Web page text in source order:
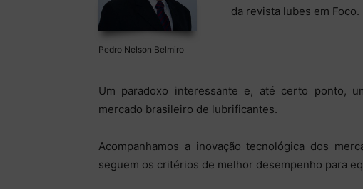
Pedro Nelson Belmiro
da revista lubes em Foco.
Um paradoxo interessante e, até certo ponto,
mercado brasileiro de lubrificantes.
Acompanhamos a inovação tecnológica dos
seguem os critérios de melhor desempenho para